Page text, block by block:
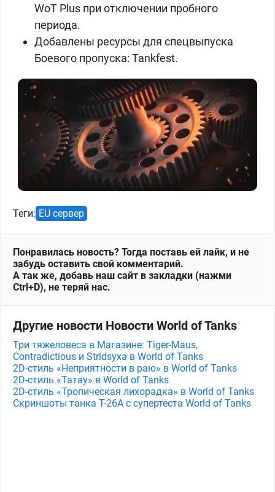
WoT Plus при отключении пробного
периода.
Добавлены ресурсы для спецвыпуска
Боевого пропуска: Tankfest.
Теги: EU сервер
Понравилась новость? Тогда поставь ей лайк, и не
забудь оставить свой комментарий.
А так же, добавь наш сайт в закладки (нажми
Ctrl+D), не теряй нас.
Другие новости Новости World of Tanks
Три тяжеловеса в Магазине: Tiger-Maus,
Contradictious и Stridsyxa в World of Tanks
2D-стиль «Неприятности в раю» в World of Tanks
2D-стиль «Татау» в World of Tanks
2D-стиль «Тропическая лихорадка» в World of Tanks
Скриншоты танка T-26A с супертеста World of Tanks